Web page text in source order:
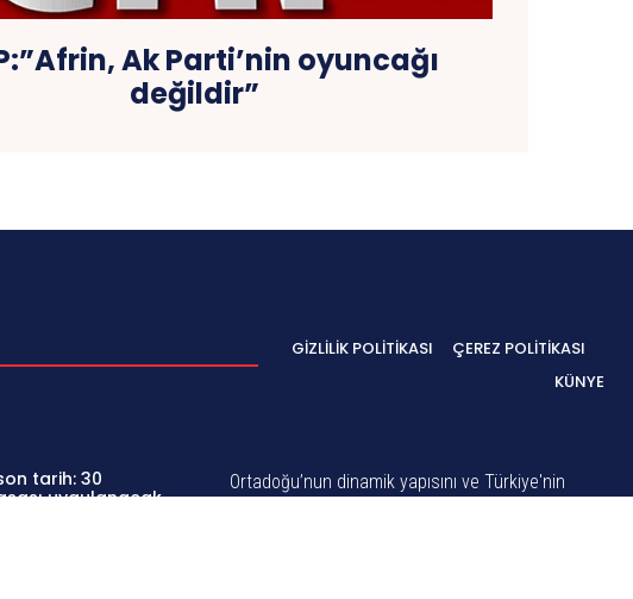
Ak Parti’nin oyuncağı
değildir”
GIZLILIK POLITIKASI
ÇEREZ POLITIKASI
KÜNYE
tarih: 30
uygulanacak
Ortadoğu’nun dinamik yapısını ve Türkiye'nin